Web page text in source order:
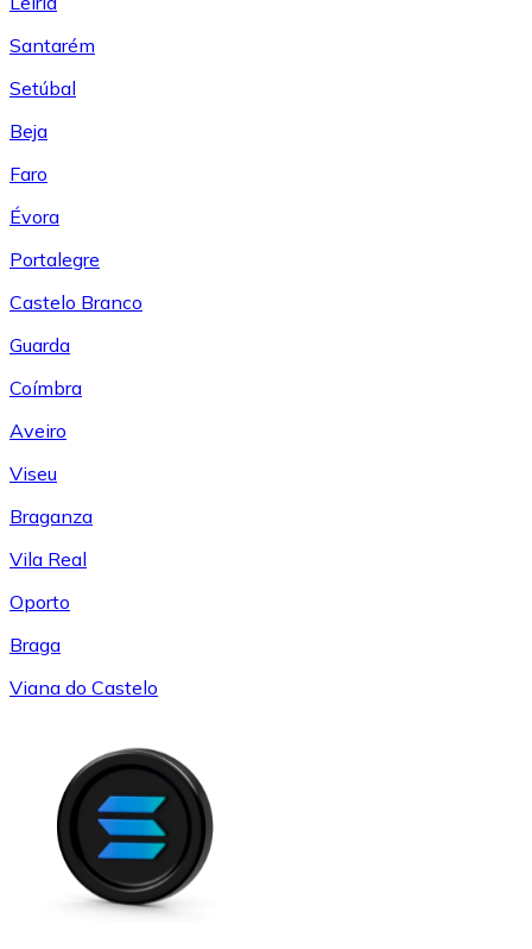
Santarém
Setúbal
Beja
Faro
Évora
Portalegre
Castelo Branco
Guarda
Coímbra
Aveiro
Viseu
Braganza
Vila Real
Oporto
Braga
Viana do Castelo